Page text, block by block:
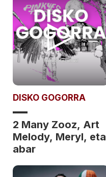
DISKO GOGORRA
2 Many Zooz, Art
Melody, Meryl, eta
abar